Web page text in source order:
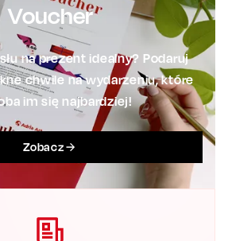
Voucher
na prezent idealny? Podaruj
chwile na wydarzeniu, które
im się najbardziej!
Zobacz